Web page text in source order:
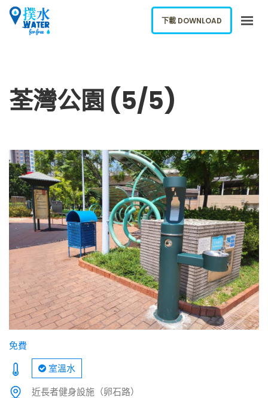
下載應用
網誌
ENGLISH
下載 DOWNLOAD
荃灣公園 (5/5)
免費
室溫水
近長者健身設施（卵石路）
下載 DOWNLOAD